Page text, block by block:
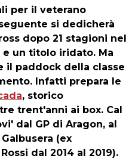
per il veterano
si dedicherà
dopo 21 stagioni nel
un titolo iridato. Ma
il paddock della classe
Infatti prepara le
, storico
trent'anni ai box. Cal
dal GP di Aragon, al
(ex
dal 2014 al 2019).